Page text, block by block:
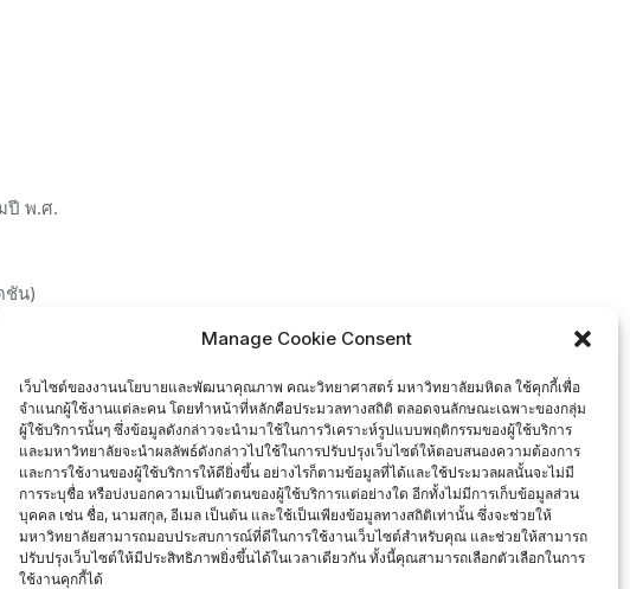
Manage Cookie Consent
เว็บไซต์ของงานนโยบายและพัฒนาคุณภาพ คณะวิทยาศาสตร์ มหาวิทยาลัยมหิดล ใช้คุกกี้เพื่อ
จำแนกผู้ใช้งานแต่ละคน โดยทำหน้าที่หลักคือประมวลทางสถิติ ตลอดจนลักษณะเฉพาะของกลุ่ม
ผู้ใช้บริการนั้นๆ ซึ่งข้อมูลดังกล่าวจะนำมาใช้ในการวิเคราะห์รูปแบบพฤติกรรมของผู้ใช้บริการ
และมหาวิทยาลัยจะนำผลลัพธ์ดังกล่าวไปใช้ในการปรับปรุงเว็บไซต์ให้ตอบสนองความต้องการ
และการใช้งานของผู้ใช้บริการให้ดียิ่งขึ้น อย่างไรก็ตามข้อมูลที่ได้และใช้ประมวลผลนั้นจะไม่มี
การระบุชื่อ หรือบ่งบอกความเป็นตัวตนของผู้ใช้บริการแต่อย่างใด อีกทั้งไม่มีการเก็บข้อมูลส่วน
บุคคล เช่น ชื่อ, นามสกุล, อีเมล เป็นต้น และใช้เป็นเพียงข้อมูลทางสถิติเท่านั้น ซึ่งจะช่วยให้
มหาวิทยาลัยสามารถมอบประสบการณ์ที่ดีในการใช้งานเว็บไซต์สำหรับคุณ และช่วยให้สามารถ
ปรับปรุงเว็บไซต์ให้มีประสิทธิภาพยิ่งขึ้นได้ในเวลาเดียวกัน ทั้งนี้คุณสามารถเลือกตัวเลือกในการ
ใช้งานคุกกี้ได้
ปี พ.ศ.
ชัน)
การตอบสนองข้อเสนอแนะแล้วหรือไม่ อย่างไร)